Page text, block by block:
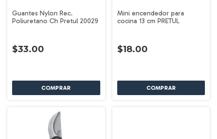
Guantes Nylon Rec.
Poliuretano Ch Pretul 20029
$33.00
Mini encendedor para
cocina 13 cm PRETUL
$18.00